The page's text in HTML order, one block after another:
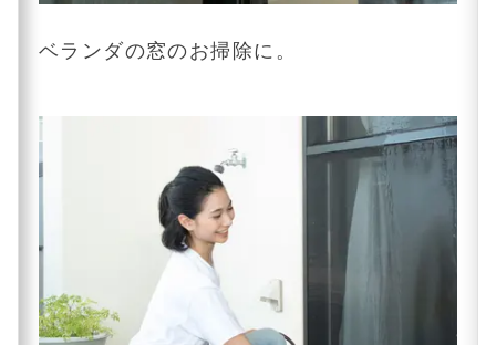
ベランダの窓のお掃除に。